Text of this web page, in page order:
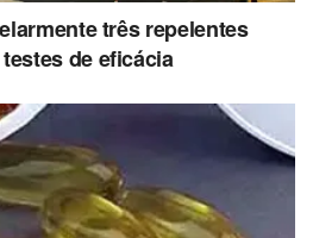
três repelentes
de eficácia